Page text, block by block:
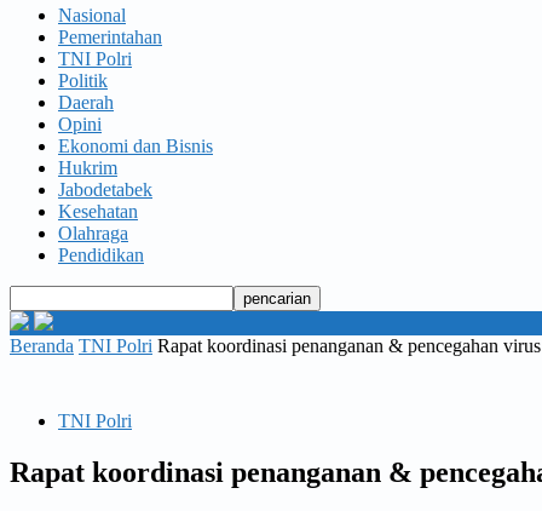
Nasional
Pemerintahan
TNI Polri
Politik
Daerah
Opini
Ekonomi dan Bisnis
Hukrim
Jabodetabek
Kesehatan
Olahraga
Pendidikan
Beranda TNI Polri Rapat koordinasi penanganan & pencegahan
TNI Polri
Rapat koordinasi penanganan &